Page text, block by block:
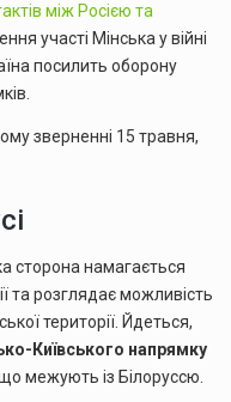
між Росією та
участі Мінська у війні
посилить оборону
зверненні 15 травня,
сторона намагається
та розглядає можливість
території. Йдеться,
Київського напрямку
межують із Білоруссю.